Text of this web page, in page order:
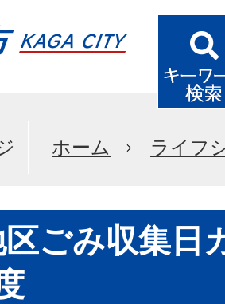
ホーム ライフ
ごみ収集日